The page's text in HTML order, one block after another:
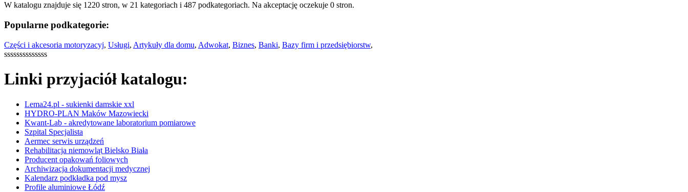
W katalogu znajduje się 1220 stron, w 21 kategoriach i 487 podkategoriach. Na akceptację oczekuje 0 stron.
Popularne podkategorie:
Części i akcesoria motoryzacyj, Usługi, Artykuły dla domu, Adwokat, Biznes, Banki, Bazy firm i przedsiębiorstw,
ssssssssssssss
Linki przyjaciół katalogu:
Lema24.pl - sukienki damskie xxl
HYDRO-PLAN Maków Mazowiecki
Kwant-Lab - akredytowane laboratorium pomiarowe
Szpital Specjalista
Aermec serwis urządzeń
Rehabilitacja niemowląt Bielsko Biała
Producent opakowań foliowych
Archiwizacja dokumentacji medycznej
Kalendarz podkładka pod mysz
Profile aluminiowe Łódź